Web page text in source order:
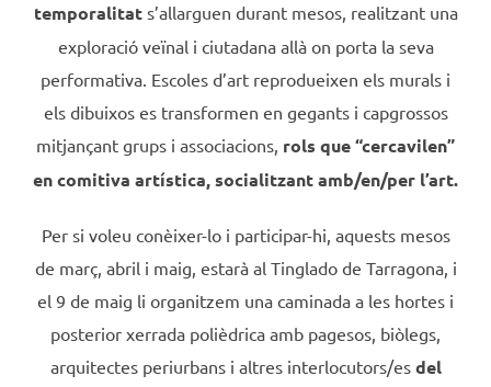
temporalitats’allarguen durant mesos, realitzant una
exploració veïnal i ciutadana allà on porta la seva
performativa. Escoles d’art reprodueixen els murals i
els dibuixos es transformen en gegants i capgrossos
mitjançant grups i associacions, rols que “cercavilen”
en comitiva artística, socialitzant amb/en/per l’art.
Per si voleu conèixer-lo i participar-hi, aquests mesos
de març, abril i maig, estarà al Tinglado de Tarragona, i
el 9 de maig li organitzem una caminada a les hortes i
posterior xerrada polièdrica amb pagesos, biòlegs,
arquitectes periurbans i altres interlocutors/es del